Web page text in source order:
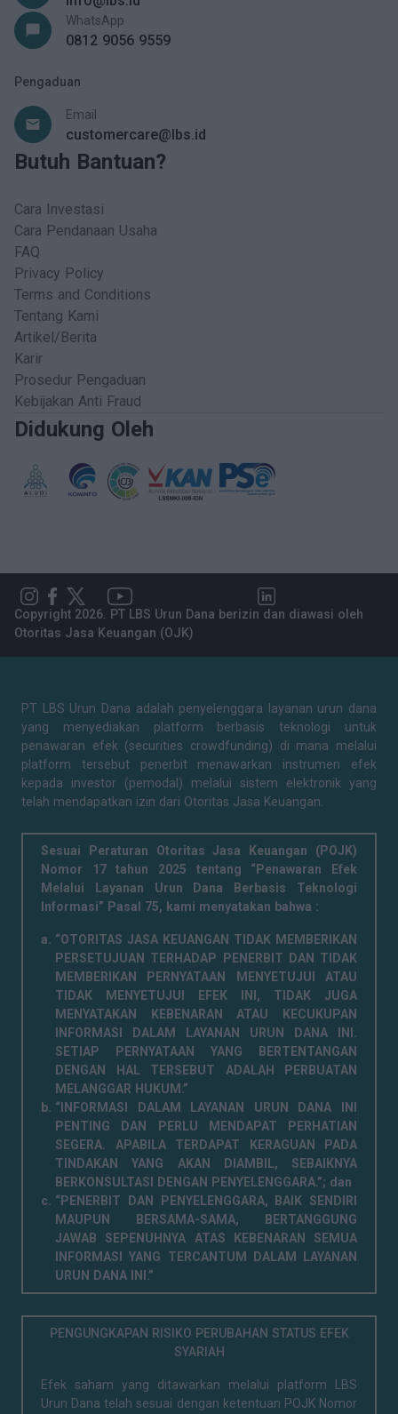
chat_bubble
WhatsApp
0812 9056 9559
Pengaduan
email
Email
customercare@lbs.id
Butuh Bantuan?
Cara Investasi
Cara Pendanaan Usaha
FAQ
Privacy Policy
Terms and Conditions
Tentang Kami
Artikel/Berita
Karir
Prosedur Pengaduan
Kebijakan Anti Fraud
Didukung Oleh
Copyright 2026. PT LBS Urun Dana berizin dan diawasi oleh
Otoritas Jasa Keuangan (OJK)
PT LBS Urun Dana adalah penyelenggara layanan urun dana
yang menyediakan platform berbasis teknologi untuk
penawaran efek (securities crowdfunding) di mana melalui
platform tersebut penerbit menawarkan instrumen efek
kepada investor (pemodal) melalui sistem elektronik yang
telah mendapatkan izin dari Otoritas Jasa Keuangan.
Sesuai Peraturan Otoritas Jasa Keuangan (POJK)
Nomor 17 tahun 2025 tentang “Penawaran Efek
Melalui Layanan Urun Dana Berbasis Teknologi
Informasi” Pasal 75, kami menyatakan bahwa :
“OTORITAS JASA KEUANGAN TIDAK MEMBERIKAN
PERSETUJUAN TERHADAP PENERBIT DAN TIDAK
MEMBERIKAN PERNYATAAN MENYETUJUI ATAU
TIDAK MENYETUJUI EFEK INI, TIDAK JUGA
MENYATAKAN KEBENARAN ATAU KECUKUPAN
INFORMASI DALAM LAYANAN URUN DANA INI.
SETIAP PERNYATAAN YANG BERTENTANGAN
DENGAN HAL TERSEBUT ADALAH PERBUATAN
MELANGGAR HUKUM.”
“INFORMASI DALAM LAYANAN URUN DANA INI
PENTING DAN PERLU MENDAPAT PERHATIAN
SEGERA. APABILA TERDAPAT KERAGUAN PADA
TINDAKAN YANG AKAN DIAMBIL, SEBAIKNYA
BERKONSULTASI DENGAN PENYELENGGARA.”; dan
“PENERBIT DAN PENYELENGGARA, BAIK SENDIRI
MAUPUN BERSAMA-SAMA, BERTANGGUNG
JAWAB SEPENUHNYA ATAS KEBENARAN SEMUA
INFORMASI YANG TERCANTUM DALAM LAYANAN
URUN DANA INI.”
PENGUNGKAPAN RISIKO PERUBAHAN STATUS EFEK
SYARIAH
Efek saham yang ditawarkan melalui platform LBS
Urun Dana telah sesuai dengan ketentuan POJK Nomor